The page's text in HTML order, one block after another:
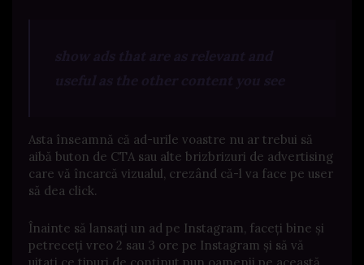
Asta înseamnă că ad-urile voastre nu ar trebui să
aibă buton de CTA sau alte brizbrizuri de advertising
care vă încarcă vizualul, crezând că-l va face pe user
să dea click.
Înainte să lansați un ad pe Instagram, faceți bine și
petreceți vreo 2 sau 3 ore pe Instagram și să vă